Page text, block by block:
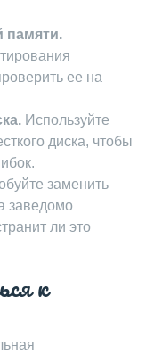
памяти.
ее на
Используйте
диска, чтобы
заменить
заведомо
ли это
к